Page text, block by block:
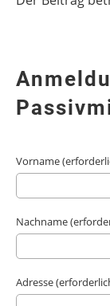
Vorname
Nachname
Adresse